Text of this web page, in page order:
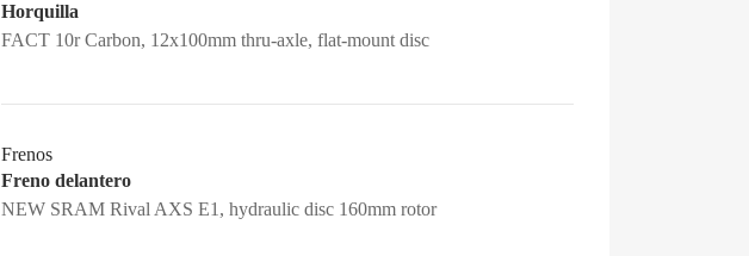
Horquilla
FACT 10r Carbon, 12x100mm thru-axle, flat-mount disc
Frenos
Freno delantero
NEW SRAM Rival AXS E1, hydraulic disc 160mm rotor